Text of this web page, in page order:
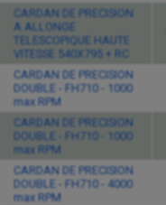
CARDAN DE PRECISION
A ALLONGE
TELESCOPIQUE HAUTE
VITESSE 540X795 + RC
CARDAN DE PRECISION
DOUBLE - FH710 - 1000
max RPM
CARDAN DE PRECISION
DOUBLE - FH710 - 1000
max RPM
CARDAN DE PRECISION
DOUBLE - FH710 - 4000
max RPM